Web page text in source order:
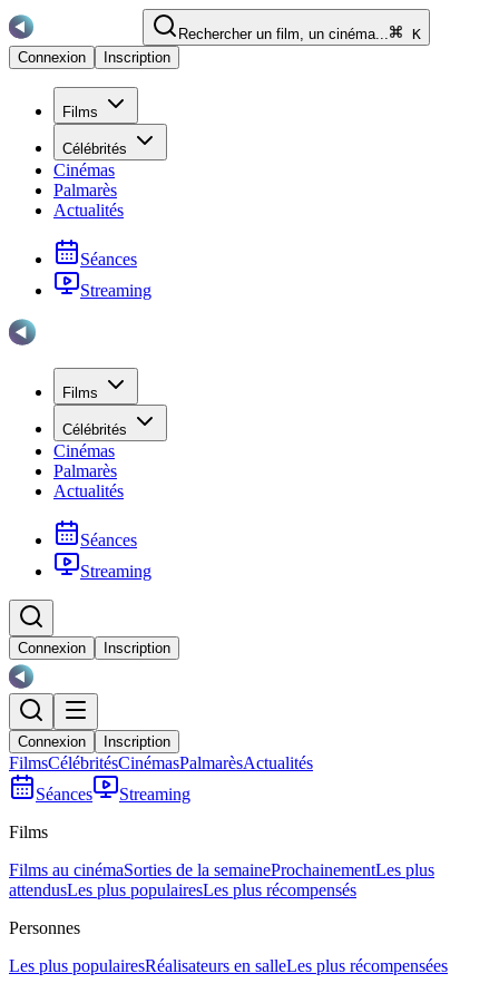
Rechercher un film, un cinéma...
K
Connexion
Inscription
Films
Célébrités
Cinémas
Palmarès
Actualités
Séances
Streaming
Films
Célébrités
Cinémas
Palmarès
Actualités
Séances
Streaming
Connexion Inscription
Connexion Inscription
FilmsCélébritésCinémasPalmarèsActualités
Séances
Streaming
Films
Films au cinémaSorties de la semaineProchainementLes plus
attendusLes plus populairesLes plus récompensés
Personnes
Les plus populairesRéalisateurs en salleLes plus récompensées